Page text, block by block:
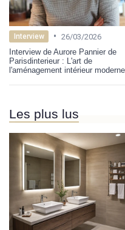
Interview • 26/03/2026
Interview de Aurore Pannier de
Parisdinterieur : L'art de
l'aménagement intérieur moderne
Les plus lus